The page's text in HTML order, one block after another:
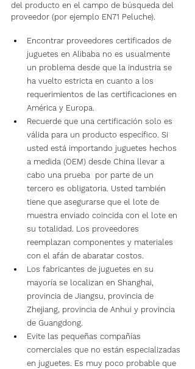
del producto en el campo de búsqueda del
proveedor (por ejemplo EN71 Peluche).
Encontrar proveedores certificados de
juguetes en Alibaba no es usualmente
un problema desde que la industria se
ha vuelto estricta en cuanto a los
requerimientos de las certificaciones en
América y Europa.
Recuerde que una certificación solo es
válida para un producto específico. Si
usted está importando juguetes hechos
a medida (OEM) desde China llevar a
cabo una prueba  por parte de un
tercero es obligatoria. Usted también
tiene que asegurarse que el lote de
muestra enviado coincida con el lote en
su totalidad. Los proveedores
reemplazan componentes y materiales
con el afán de abaratar costos.
Los fabricantes de juguetes en su
mayoría se localizan en Shanghai,
provincia de Jiangsu, provincia de
Zhejiang, provincia de Anhui y provincia
de Guangdong.
Evite las pequeñas compañías
comerciales que no están especializadas
en juguetes. Es muy poco probable que